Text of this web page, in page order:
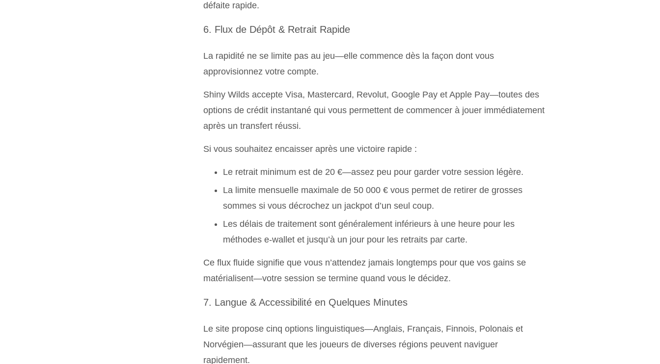
défaite rapide.
6. Flux de Dépôt & Retrait Rapide
La rapidité ne se limite pas au jeu—elle commence dès la façon dont vous
approvisionnez votre compte.
Shiny Wilds accepte Visa, Mastercard, Revolut, Google Pay et Apple Pay—toutes des
options de crédit instantané qui vous permettent de commencer à jouer immédiatement
après un transfert réussi.
Si vous souhaitez encaisser après une victoire rapide :
Le retrait minimum est de 20 €—assez peu pour garder votre session légère.
La limite mensuelle maximale de 50 000 € vous permet de retirer de grosses
sommes si vous décrochez un jackpot d’un seul coup.
Les délais de traitement sont généralement inférieurs à une heure pour les
méthodes e-wallet et jusqu’à un jour pour les retraits par carte.
Ce flux fluide signifie que vous n’attendez jamais longtemps pour que vos gains se
matérialisent—votre session se termine quand vous le décidez.
7. Langue & Accessibilité en Quelques Minutes
Le site propose cinq options linguistiques—Anglais, Français, Finnois, Polonais et
Norvégien—assurant que les joueurs de diverses régions peuvent naviguer
rapidement.